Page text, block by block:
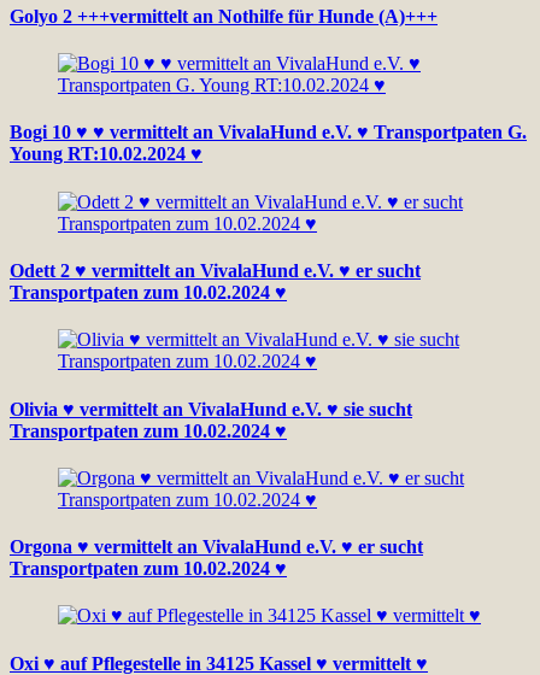
Golyo 2 +++vermittelt an Nothilfe für Hunde (A)+++
Bogi 10 ♥ ♥ vermittelt an VivalaHund e.V. ♥ Transportpaten G.
Young RT:10.02.2024 ♥
Odett 2 ♥ vermittelt an VivalaHund e.V. ♥ er sucht
Transportpaten zum 10.02.2024 ♥
Olivia ♥ vermittelt an VivalaHund e.V. ♥ sie sucht
Transportpaten zum 10.02.2024 ♥
Orgona ♥ vermittelt an VivalaHund e.V. ♥ er sucht
Transportpaten zum 10.02.2024 ♥
Oxi ♥ auf Pflegestelle in 34125 Kassel ♥ vermittelt ♥